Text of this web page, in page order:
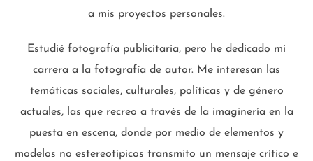
a mis proyectos personales.
Estudié fotografía publicitaria, pero he dedicado mi
carrera a la fotografía de autor. Me interesan las
temáticas sociales, culturales, políticas y de género
actuales, las que recreo a través de la imaginería en la
puesta en escena, donde por medio de elementos y
modelos no estereotípicos transmito un mensaje crítico e